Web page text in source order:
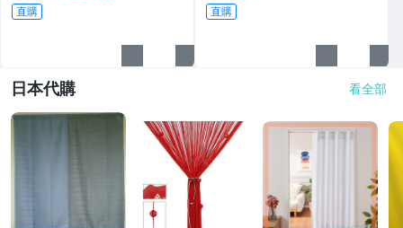
直購 直購
日本代購 看全部